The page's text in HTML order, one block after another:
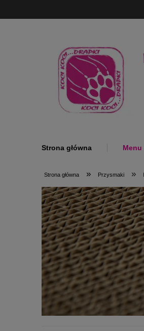
Strona główna Menu
Strona główna » Przysmaki »